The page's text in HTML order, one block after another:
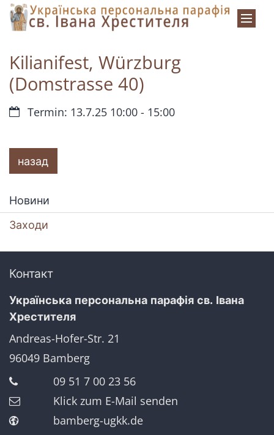
Zum Inhalt springen
Kilianifest, Würzburg
(Domstrasse 40)
Datum:Termin: 13.7.25 10:00 - 15:00
назад
Новини
Заходи
Контакт
Українська персональна парафія св. Івана
Хрестителя
Andreas-Hofer-Str. 21
96049 Bamberg
09 51 7 00 23 56
Klick zum E-Mail senden
bamberg-ugkk.de